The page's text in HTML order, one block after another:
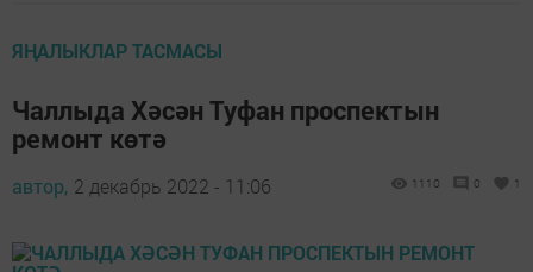
ЯҢАЛЫКЛАР ТАСМАСЫ
Чаллыда Хәсән Туфан проспектын
ремонт көтә
автор, 2 декабрь 2022 - 11:06 1110 0 1